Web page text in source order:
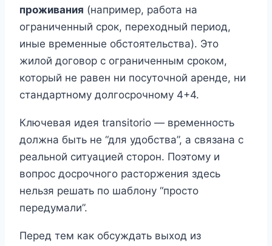
проживания (например, работа на
ограниченный срок, переходный период,
иные временные обстоятельства). Это
жилой договор с ограниченным сроком,
который не равен ни посуточной аренде, ни
стандартному долгосрочному 4+4.
Ключевая идея transitorio — временность
должна быть не “для удобства”, а связана с
реальной ситуацией сторон. Поэтому и
вопрос досрочного расторжения здесь
нельзя решать по шаблону “просто
передумали”.
Перед тем как обсуждать выход из